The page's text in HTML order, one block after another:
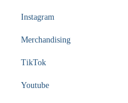
Instagram
Merchandising
TikTok
Youtube